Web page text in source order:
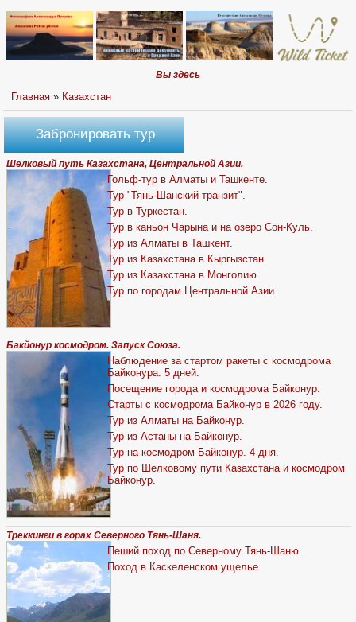
Вы здесь
Главная » Казахстан
Забронировать тур
Шелковый путь Казахстана, Центральной Азии.
Гольф-тур в Алматы и Ташкенте.
Тур "Тянь-Шанский транзит".
Тур в Туркестан.
Тур в каньон Чарына и на озеро Сон-Куль.
Тур из Алматы в Ташкент.
Тур из Казахстана в Кыргызстан.
Тур из Казахстана в Монголию.
Тур по городам Центральной Азии.
Бакйонур космодром. Запуск Союза.
Наблюдение за стартом ракеты с космодрома
Байконура. 5 дней.
Посещение города и космодрома Байконур.
Старты с космодрома Байконур в 2026 году.
Тур из Алматы на Байконур.
Тур из Астаны на Байконур.
Тур на космодром Байконур. 4 дня.
Тур по Шелковому пути Казахстана и космодром
Байконур.
Треккинги в горах Северного Тянь-Шаня.
Пеший поход по Северному Тянь-Шаню.
Поход в Каскеленском ущелье.